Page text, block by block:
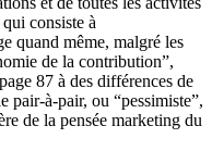
consiste à
quand même, malgré les
de la contribution”,
87 à des différences de
pair-à-pair, ou “pessimiste”,
de la pensée marketing du